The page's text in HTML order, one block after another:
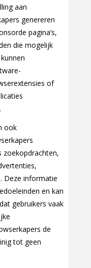
aan
genereren
pagina’s,
die mogelijk
of
ook
zoekopdrachten,
Deze informatie
en kan
gebruikers vaak
de
tot geen